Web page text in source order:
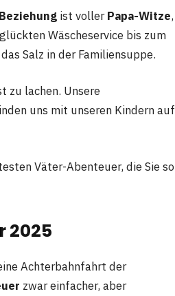
ist vollerPapa-Witze,
Wäscheservice bis zum
Salz in der Familiensuppe.
zu lachen. Unsere
uns mit unseren Kindern auf
Väter-Abenteuer, die Sie so
2025
Achterbahnfahrt der
zwar einfacher, aber